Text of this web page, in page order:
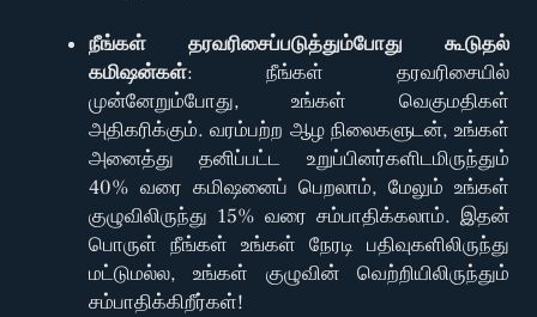
நீங்கள் தரவரிசைப்படுத்தும்போது கூடுதல்
கமிஷன்கள்: நீங்கள் தரவரிசையில்
முன்னேறும்போது, உங்கள் வெகுமதிகள்
அதிகரிக்கும். வரம்பற்ற ஆழ நிலைகளுடன், உங்கள்
அனைத்து தனிப்பட்ட உறுப்பினர்களிடமிருந்தும்
40% வரை கமிஷனைப் பெறலாம், மேலும் உங்கள்
குழுவிலிருந்து 15% வரை சம்பாதிக்கலாம். இதன்
பொருள் நீங்கள் உங்கள் நேரடி பதிவுகளிலிருந்து
மட்டுமல்ல, உங்கள் குழுவின் வெற்றியிலிருந்தும்
சம்பாதிக்கிறீர்கள்!